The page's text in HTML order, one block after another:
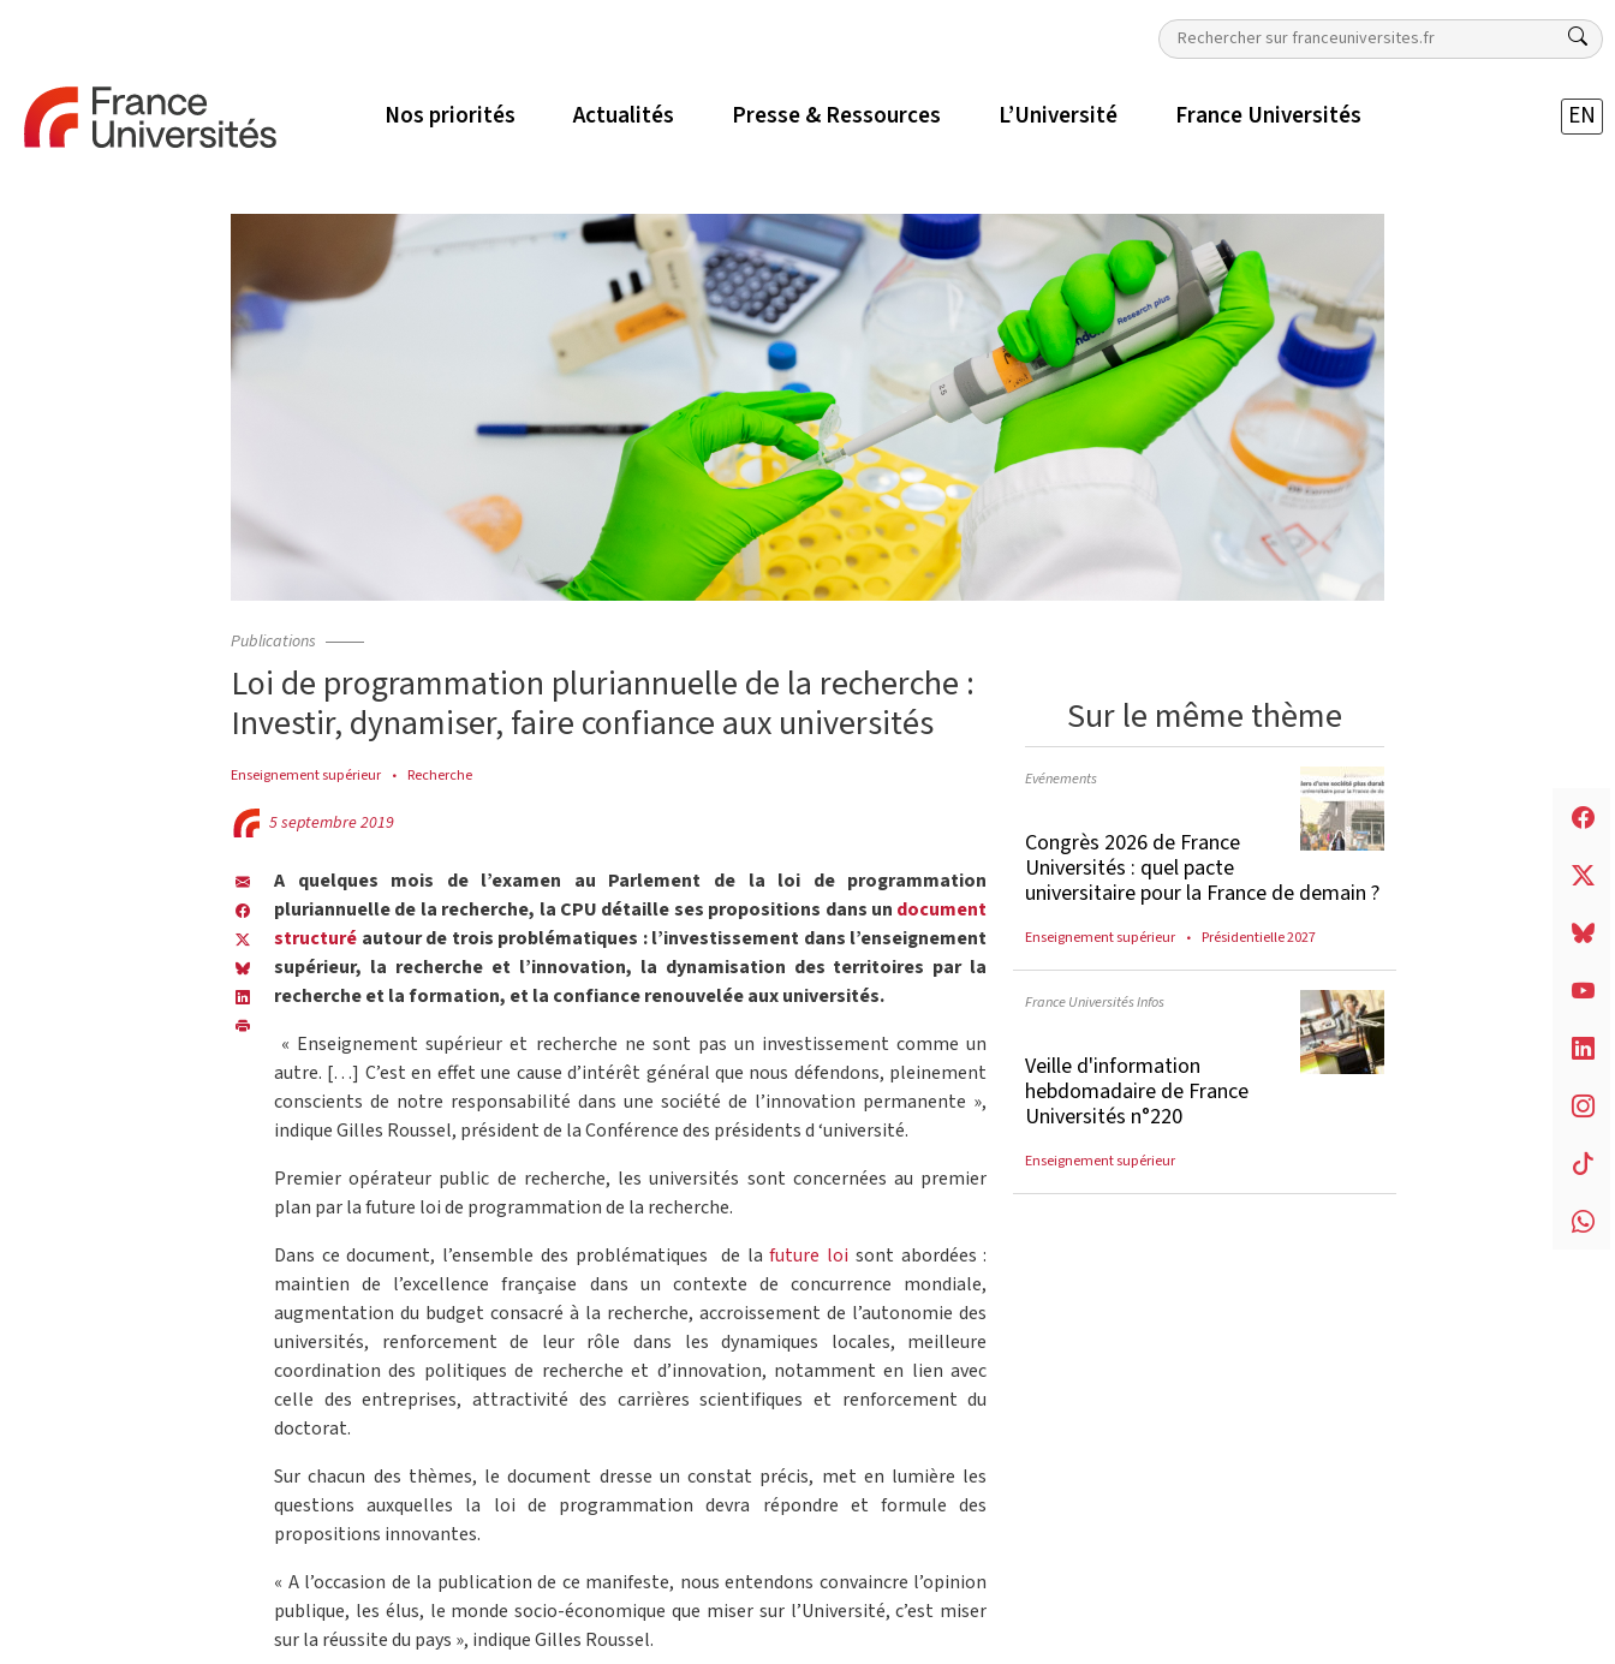
Nos priorités Actualités Presse & Ressources L’Université France Universités EN
Publications
Loi de programmation pluriannuelle de la recherche :
Investir, dynamiser, faire confiance aux universités
Enseignement supérieur Recherche
5 septembre 2019
A quelques mois de l’examen au Parlement de la loi de programmation
pluriannuelle de la recherche, la CPU détaille ses propositions dans un document
structuré autour de trois problématiques : l’investissement dans l’enseignement
supérieur, la recherche et l’innovation, la dynamisation des territoires par la
recherche et la formation, et la confiance renouvelée aux universités.
« Enseignement supérieur et recherche ne sont pas un investissement comme un
autre. […] C’est en effet une cause d’intérêt général que nous défendons, pleinement
conscients de notre responsabilité dans une société de l’innovation permanente »,
indique Gilles Roussel, président de la Conférence des présidents d ‘université.
Premier opérateur public de recherche, les universités sont concernées au premier
plan par la future loi de programmation de la recherche.
Dans ce document, l’ensemble des problématiques de lafuture loi sont abordées :
maintien de l’excellence française dans un contexte de concurrence mondiale,
augmentation du budget consacré à la recherche, accroissement de l’autonomie des
universités, renforcement de leur rôle dans les dynamiques locales, meilleure
coordination des politiques de recherche et d’innovation, notamment en lien avec
celle des entreprises, attractivité des carrières scientifiques et renforcement du
doctorat.
Sur chacun des thèmes, le document dresse un constat précis, met en lumière les
questions auxquelles la loi de programmation devra répondre et formule des
propositions innovantes.
« A l’occasion de la publication de ce manifeste, nous entendons convaincre l’opinion
publique, les élus, le monde socio-économique que miser sur l’Université, c’est miser
sur la réussite du pays », indique Gilles Roussel.
Sur le même thème
Evénements
Congrès 2026 de France
Universités : quel pacte
universitaire pour la France de demain ?
Enseignement supérieur Présidentielle 2027
France Universités Infos
Veille d'information
hebdomadaire de France
Universités n°220
Enseignement supérieur